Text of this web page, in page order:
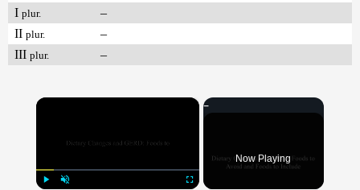
I plur.
–
II plur.
–
III plur. –
×
Now Playing